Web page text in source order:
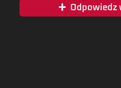
+ Odpowiedz